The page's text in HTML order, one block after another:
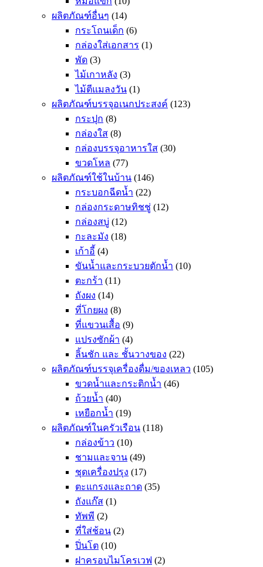
ผลิตภัณฑ์อื่นๆ (14)
กระโถนเด็ก (6)
กล่องใส่เอกสาร (1)
พัด (3)
ไม้เกาหลัง (3)
ไม้ตีแมลงวัน (1)
ผลิตภัณฑ์บรรจุอเนกประสงค์ (123)
กระปุก (8)
กล่องใส (8)
กล่องบรรจุอาหารใส (30)
ขวดโหล (77)
ผลิตภัณฑ์ใช้ในบ้าน (146)
กระบอกฉีดน้ำ (22)
กล่องกระดาษทิชชู่ (12)
กล่องสบู่ (12)
กะละมัง (18)
เก้าอี้ (4)
ขันน้ำและกระบวยตักน้ำ (10)
ตะกร้า (11)
ถังผง (14)
ที่โกยผง (8)
ที่แขวนเสื้อ (9)
แปรงซักผ้า (4)
ลิ้นชัก และ ชั้นวางของ (22)
ผลิตภัณฑ์บรรจุเครื่องดื่ม/ของเหลว (105)
ขวดน้ำและกระติกน้ำ (46)
ถ้วยน้ำ (40)
เหยือกน้ำ (19)
ผลิตภัณฑ์ในครัวเรือน (118)
กล่องข้าว (10)
ชามและจาน (49)
ชุดเครื่องปรุง (17)
ตะแกรงและถาด (35)
ถังแก๊ส (1)
ทัพพี (2)
ที่ใส่ช้อน (2)
ปิ่นโต (10)
ฝาครอบไมโครเวฟ (2)